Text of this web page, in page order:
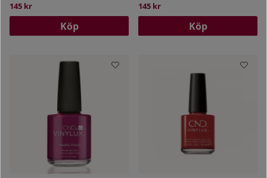
145 kr
Köp
145 kr
Köp